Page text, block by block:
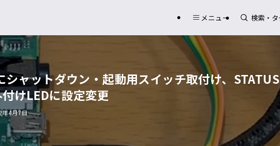
メニュー
ャットダウン・起動用スイッチ取付け、STATUS
けLEDに設定変更
年4月7日